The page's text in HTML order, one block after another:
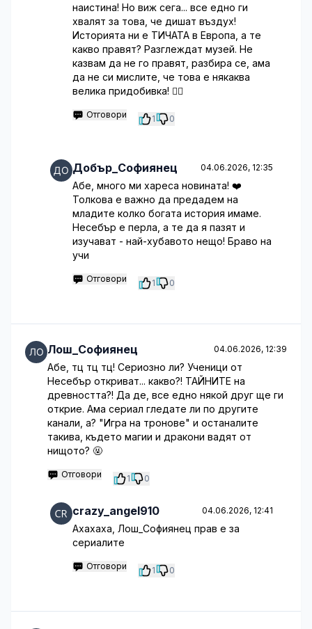
наистина! Но виж сега... все едно ги
хвалят за това, че дишат въздух!
Историята ни е ТИЧАТА в Европа, а те
какво правят? Разглеждат музей. Не
казвам да не го правят, разбира се, ама
да не си мислите, че това е някаква
велика придобивка! 🤷‍♂️
Отговори 1 0
Добър_Софиянец 04.06.2026, 12:35
Абе, много ми хареса новината! ❤️
Толкова е важно да предадем на
младите колко богата история имаме.
Несебър е перла, а те да я пазят и
изучават - най-хубавото нещо! Браво на
учи
Отговори 1 0
Лош_Софиянец 04.06.2026, 12:39
Абе, тц тц тц! Сериозно ли? Ученици от
Несебър откриват... какво?! ТАЙНИТЕ на
древността?! Да де, все едно някой друг ще ги
открие. Ама сериал гледате ли по другите
канали, а? "Игра на тронове" и останалите
такива, където магии и дракони вадят от
нищото? 🤬
Отговори 1 0
crazy_angel910 04.06.2026, 12:41
Ахахаха, Лош_Софиянец прав е за
сериалите
Отговори 1 0